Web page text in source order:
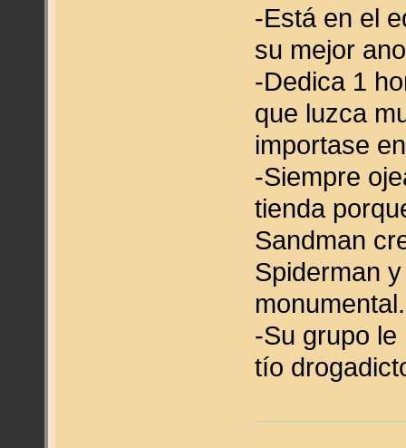
-Está en el
su mejor
-Dedica 1
que luzca
importase
-Siempre
tienda
Sandman
Spiderman
monumental.
-Su grupo
tío